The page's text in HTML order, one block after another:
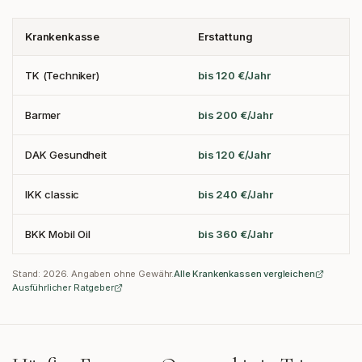
Krankenkasse Erstattung
TK (Techniker) bis 120 €/Jahr
Barmer bis 200 €/Jahr
DAK Gesundheit bis 120 €/Jahr
IKK classic bis 240 €/Jahr
BKK Mobil Oil bis 360 €/Jahr
Stand: 2026 . Angaben ohne Gewähr. Alle Krankenkassen vergleichen
Ausführlicher Ratgeber